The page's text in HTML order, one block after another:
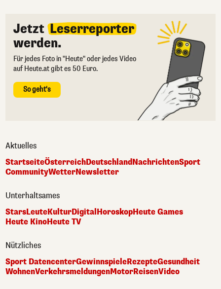
Jetzt Leserreporter
werden.
Für jedes Foto in "Heute" oder jedes Video
auf Heute.at gibt es 50 Euro.
So geht's
Aktuelles
StartseiteÖsterreichDeutschlandNachrichtenSport
CommunityWetterNewsletter
Unterhaltsames
StarsLeuteKulturDigital HoroskopHeute Games
Heute KinoHeute TV
Nützliches
Sport DatencenterGewinnspieleRezepteGesundheit
WohnenVerkehrsmeldungenMotorReisenVideo